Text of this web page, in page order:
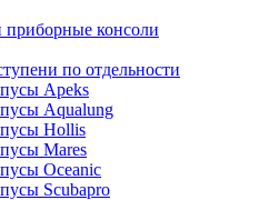
приборные консоли
по отдельности
Apeks
Aqualung
Hollis
Mares
Oceanic
Scubapro